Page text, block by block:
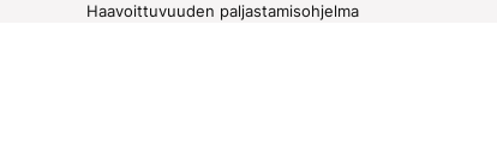
Haavoittuvuuden paljastamisohjelma